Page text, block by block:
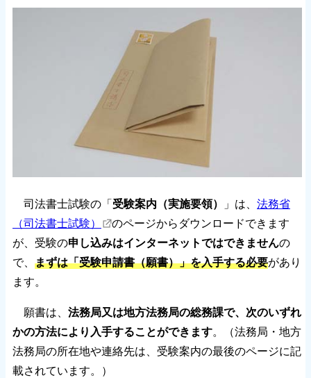
司法書士試験の「受験案内（実施要領） 」は、 法務省
（司法書士試験）
のページからダウンロードできます
が、受験の申し込みはインターネットではできませんの
で、 まずは「受験申請書（願書）」を入手する必要があり
ます。
願書は、 法務局又は地方法務局の総務課で、次のいずれ
かの方法により入手することができます。（法務局・地方
法務局の所在地や連絡先は、受験案内の最後のページに記
載されています。）